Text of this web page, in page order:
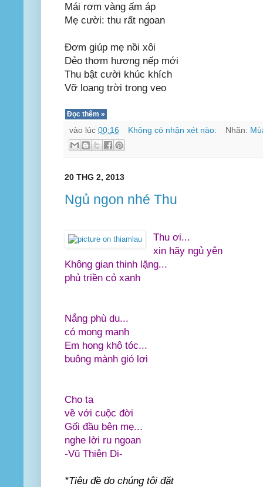
Mái rơm vàng ấm áp
Mẹ cười: thu rất ngoan
Đơm giúp mẹ nồi xôi
Dẻo thơm hương nếp mới
Thu bật cười khúc khích
Vỡ loang trời trong veo
Đọc thêm »
vào lúc 00:16 Không có nhận xét nào: Nhãn:
20 THG 2, 2013
Ngủ ngon nhé Thu
Thu ơi...
xin hãy ngủ yên
Không gian thinh lặng...
phủ triền cỏ xanh
Nắng phù du...
có mong manh
Em hong khô tóc...
buông mành gió lơi
Cho ta
về với cuộc đời
Gối đầu bên mẹ...
nghe lời ru ngoan
-Vũ Thiên Di-
*Tiêu đề do chúng tôi đặt